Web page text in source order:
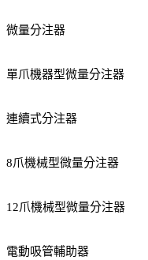
微量分注器
單爪機器型微量分注器
連續式分注器
8爪機械型微量分注器
12爪機械型微量分注器
電動吸管輔助器